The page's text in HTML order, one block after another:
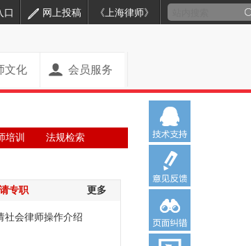
口 网上投稿 《上海律师》
文化 会员服务
培训 法规检索
专职 更多
社会律师操作介绍